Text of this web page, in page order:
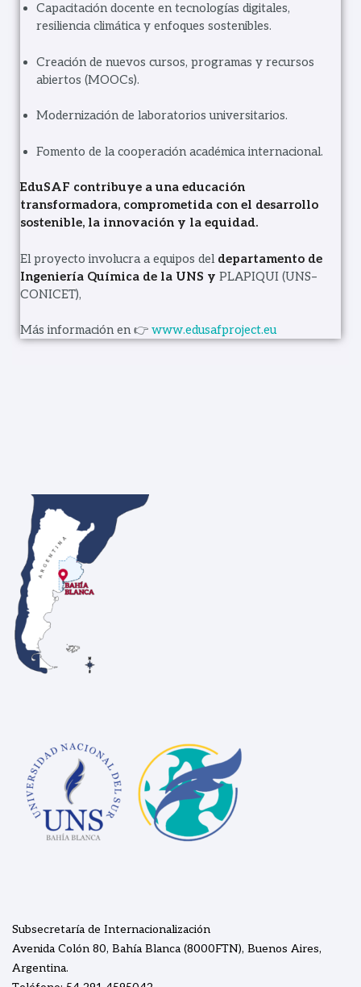
Capacitación docente en tecnologías digitales,
resiliencia climática y enfoques sostenibles.
Creación de nuevos cursos, programas y recursos
abiertos (MOOCs).
Modernización de laboratorios universitarios.
Fomento de la cooperación académica internacional.
EduSAF contribuye a una educación
transformadora, comprometida con el desarrollo
sostenible, la innovación y la equidad.
El proyecto involucra a equipos del departamento de
Ingeniería Química de la UNS y PLAPIQUI (UNS–
CONICET),
Más información en 👉 www.edusafproject.eu
Subsecretaría de Internacionalización
Avenida Colón 80, Bahía Blanca (8000FTN), Buenos Aires,
Argentina.